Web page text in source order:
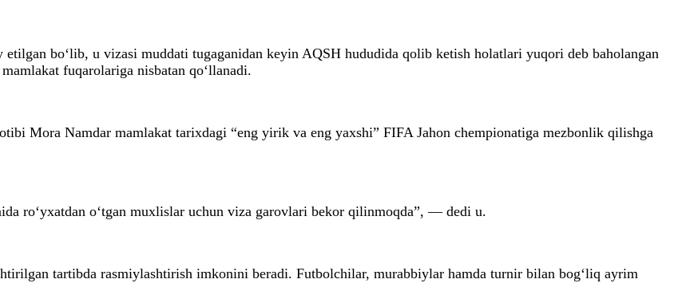
bo‘lib, u vizasi muddati tugaganidan keyin AQSH hududida qolib ketish holatlari yuqori deb baholangan
fuqarolariga nisbatan qo‘llanadi.
Mora Namdar mamlakat tarixdagi “eng yirik va eng yaxshi” FIFA Jahon chempionatiga mezbonlik qilishga
ro‘yxatdan o‘tgan muxlislar uchun viza garovlari bekor qilinmoqda”, — dedi u.
tartibda rasmiylashtirish imkonini beradi. Futbolchilar, murabbiylar hamda turnir bilan bog‘liq ayrim